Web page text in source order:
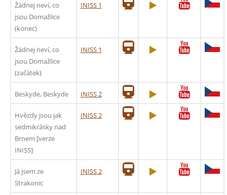
Žádnej neví, co
jsou Domažlice
(konec)
INISS 1
Žádnej neví, co
jsou Domažlice
(začátek)
INISS 1
Beskyde, Beskyde INISS 2
Hvězdy jsou jak
sedmikrásky nad
Brnem [verze
INISS]
INISS 2
Já jsem ze
Strakonic
INISS 2